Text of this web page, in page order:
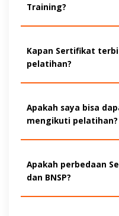
Training?
Kapan Sertifikat
pelatihan?
Apakah saya bisa
mengikuti pelatihan?
Apakah perbedaan
dan BNSP?